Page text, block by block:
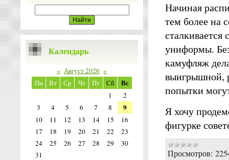
Календарь
« Август 2026 »
Пн
Вт Ср Чт Пт Сб Вс
1
2
3
4 5 6 7 8 9
10 11 12 13 14 15
16
17
18 19 20 21 22
23
24
25 26 27 28 29
30
31
Начиная
тем более на
униформы.
камуфляж
выигрышной,
попытки
Я хочу
фигурке
Просмотров: